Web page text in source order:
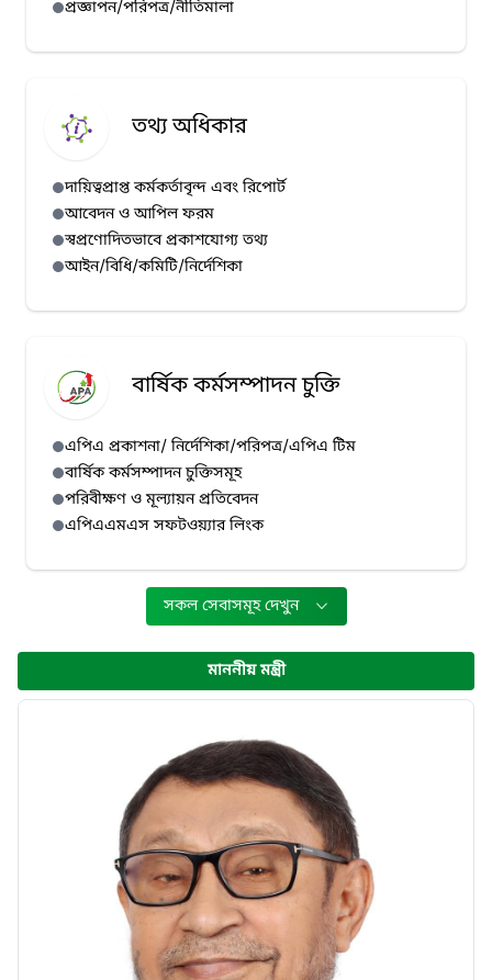
হাম প্রেস রিলিজ (১০/০৭/২০২৬)
হাম প্রেস রিলিজ (০৯/০৭/২০২৬)
হাম প্রেস রিলিজ (০৭/০৭/২০২৬)
প্রজ্ঞাপন/পরিপত্র/নীতিমালা
তথ্য অধিকার
দায়িত্বপ্রাপ্ত কর্মকর্তাবৃন্দ এবং রিপোর্ট
আবেদন ও আপিল ফরম
স্বপ্রণোদিতভাবে প্রকাশযোগ্য তথ্য
আইন/বিধি/কমিটি/নির্দেশিকা
বার্ষিক কর্মসম্পাদন চুক্তি
এপিএ প্রকাশনা/ নির্দেশিকা/পরিপত্র/এপিএ টিম
বার্ষিক কর্মসম্পাদন চুক্তিসমূহ
পরিবীক্ষণ ও মূল্যায়ন প্রতিবেদন
এপিএএমএস সফটওয়্যার লিংক
সকল সেবাসমূহ দেখুন
মাননীয় মন্ত্রী